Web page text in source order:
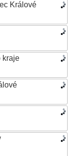
Králové
kraje